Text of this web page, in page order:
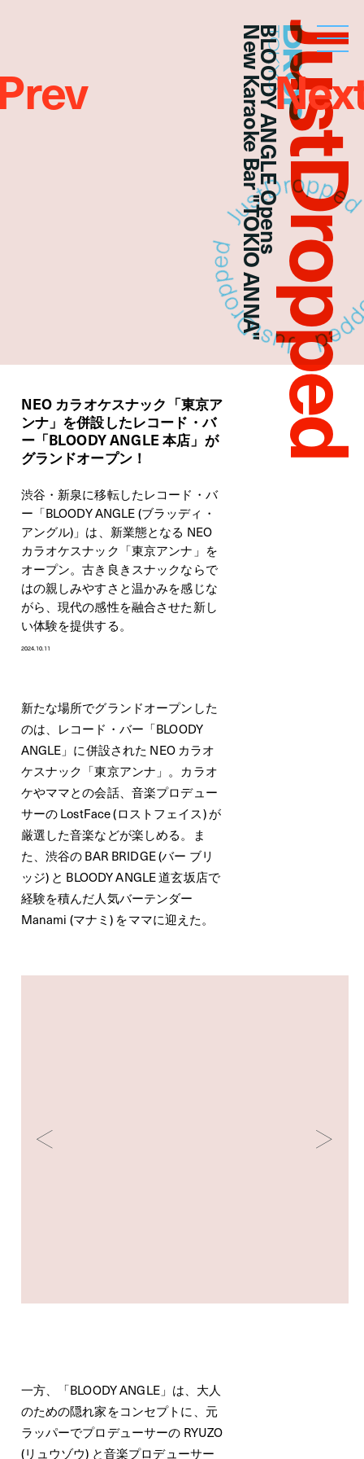
Droptokyo
BLOODY ANGLE Opens
New Karaoke Bar "TOKIO ANNA"
NEO カラオケスナック「東京ア
ンナ」を併設したレコード・バ
ー「BLOODY ANGLE 本店」が
グランドオープン！
渋谷・新泉に移転したレコード・バ
ー「BLOODY ANGLE (ブラッディ・
アングル)」は、新業態となる NEO
カラオケスナック「東京アンナ」を
オープン。古き良きスナックならで
はの親しみやすさと温かみを感じな
がら、現代の感性を融合させた新し
い体験を提供する。
2024.10.11
新たな場所でグランドオープンした
のは、レコード・バー「BLOODY
ANGLE」に併設された NEO カラオ
ケスナック「東京アンナ」。カラオ
ケやママとの会話、音楽プロデュー
サーの LostFace (ロストフェイス) が
厳選した音楽などが楽しめる。ま
た、渋谷の BAR BRIDGE (バー ブリ
ッジ) と BLOODY ANGLE 道玄坂店で
経験を積んだ人気バーテンダー
Manami (マナミ) をママに迎えた。
一方、「BLOODY ANGLE」は、大人
のための隠れ家をコンセプトに、元
ラッパーでプロデューサーの RYUZO
(リュウゾウ) と音楽プロデューサー